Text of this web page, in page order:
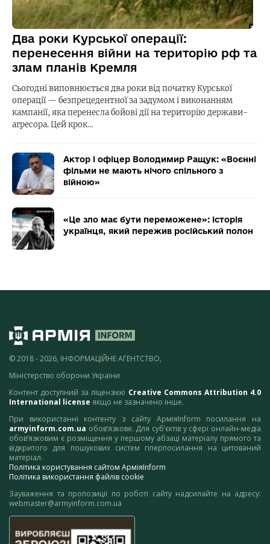
Два роки Курської операції:
перенесення війни на територію рф та
злам планів Кремля
Сьогодні виповнюється два роки від початку Курської
операції — безпрецедентної за задумом і виконанням
кампанії, яка перенесла бойові дії на територію держави-
агресора. Цей крок…
Актор і офіцер Володимир Ращук: «Воєнні
фільми не мають нічого спільного з
війною»
«Це зло має бути переможене»: історія
українця, який пережив російський полон
© 2018 - 2026, ІНФОРМАЦІЙНЕ АГЕНТСТВО,
Міністерство оборони України
Контент доступний за ліцензією Creative Commons Attribution 4.0
International license якщо не зазначено інше.
При використанні контенту з сайту АрміяInform посилання на
armyinform.com.ua обов’язкове. Для суб’єктів у сфері онлайн-медіа
обов’язковим є розміщення у першому абзаці матеріалу прямого та
відкритого для пошукових систем гіперпосилання на цитований
матеріал.
Політика користування сайтом АрміяInform
Політика використання файлів cookie
Зауваження та пропозиції по роботі сайту надсилайте на адресу:
webmaster@armyinform.com.ua